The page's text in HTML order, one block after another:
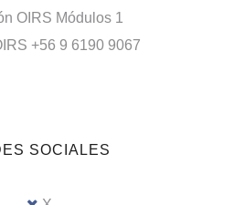
OIRS Módulos 1
+56 9 6190 9067
SOCIALES